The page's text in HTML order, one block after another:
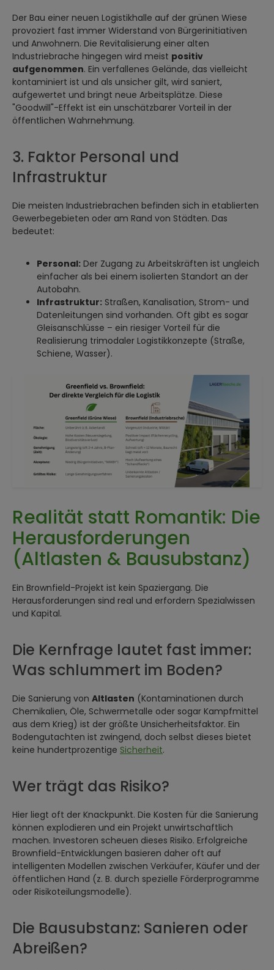
Der Bau einer neuen Logistikhalle auf der grünen Wiese
provoziert fast immer Widerstand von Bürgerinitiativen
und Anwohnern. Die Revitalisierung einer alten
Industriebrache hingegen wird meist positiv
aufgenommen. Ein verfallenes Gelände, das vielleicht
kontaminiert ist und als unsicher gilt, wird saniert,
aufgewertet und bringt neue Arbeitsplätze. Diese
"Goodwill"-Effekt ist ein unschätzbarer Vorteil in der
öffentlichen Wahrnehmung.
3. Faktor Personal und
Infrastruktur
Die meisten Industriebrachen befinden sich in etablierten
Gewerbegebieten oder am Rand von Städten. Das
bedeutet:
Personal: Der Zugang zu Arbeitskräften ist ungleich
einfacher als bei einem isolierten Standort an der
Autobahn.
Infrastruktur: Straßen, Kanalisation, Strom- und
Datenleitungen sind vorhanden. Oft gibt es sogar
Gleisanschlüsse – ein riesiger Vorteil für die
Realisierung trimodaler Logistikkonzepte (Straße,
Schiene, Wasser).
Realität statt Romantik: Die
Herausforderungen
(Altlasten & Bausubstanz)
Ein Brownfield-Projekt ist kein Spaziergang. Die
Herausforderungen sind real und erfordern Spezialwissen
und Kapital.
Die Kernfrage lautet fast immer:
Was schlummert im Boden?
Die Sanierung von Altlasten (Kontaminationen durch
Chemikalien, Öle, Schwermetalle oder sogar Kampfmittel
aus dem Krieg) ist der größte Unsicherheitsfaktor. Ein
Bodengutachten ist zwingend, doch selbst dieses bietet
keine hundertprozentige Sicherheit.
Wer trägt das Risiko?
Hier liegt oft der Knackpunkt. Die Kosten für die Sanierung
können explodieren und ein Projekt unwirtschaftlich
machen. Investoren scheuen dieses Risiko. Erfolgreiche
Brownfield-Entwicklungen basieren daher oft auf
intelligenten Modellen zwischen Verkäufer, Käufer und der
öffentlichen Hand (z. B. durch spezielle Förderprogramme
oder Risikoteilungsmodelle).
Die Bausubstanz: Sanieren oder
Abreißen?